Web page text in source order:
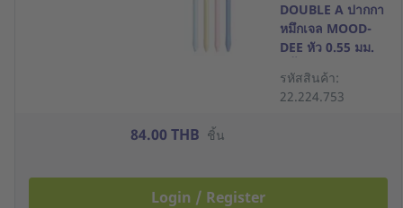
DOUBLE A ปากกา
หมึกเจล MOOD-
DEE หัว 0.55 มม.
ด้าม
รหัสสินค้า:
22.224.753
84.00 THB ชิ้น
Login / Register